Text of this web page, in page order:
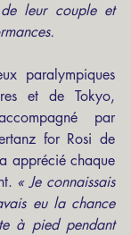
leur couple et
paralympiques
et de Tokyo,
par
for Rosi de
apprécié chaque
« Je connaissais
eu la chance
à pied pendant